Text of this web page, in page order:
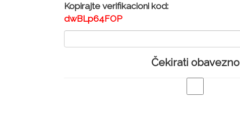
Kopirajte verifikacioni kod:
dwBLp64FOP
Čekirati obavezno